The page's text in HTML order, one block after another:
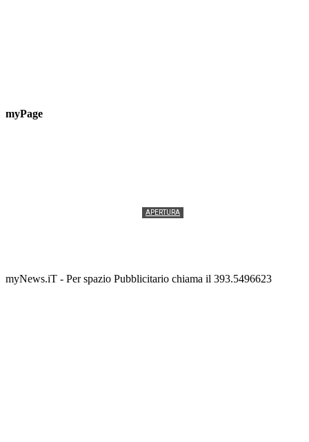
myPage
APERTURA
myNews.iT - Per spazio Pubblicitario chiama il 393.5496623